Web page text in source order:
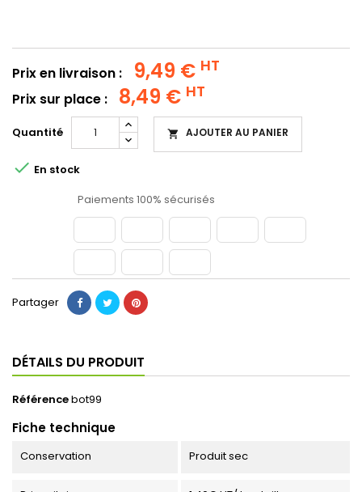
Prix en livraison : 9,49 € HT
Prix sur place : 8,49 € HT
Quantité  AJOUTER AU PANIER
 En stock
Paiements 100% sécurisés
Partager
DÉTAILS DU PRODUIT
Référencebot99
Fiche technique
Conservation Produit sec